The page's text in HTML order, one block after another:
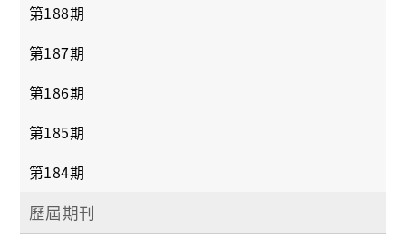
第188期
第187期
第186期
第185期
第184期
歷屆期刊